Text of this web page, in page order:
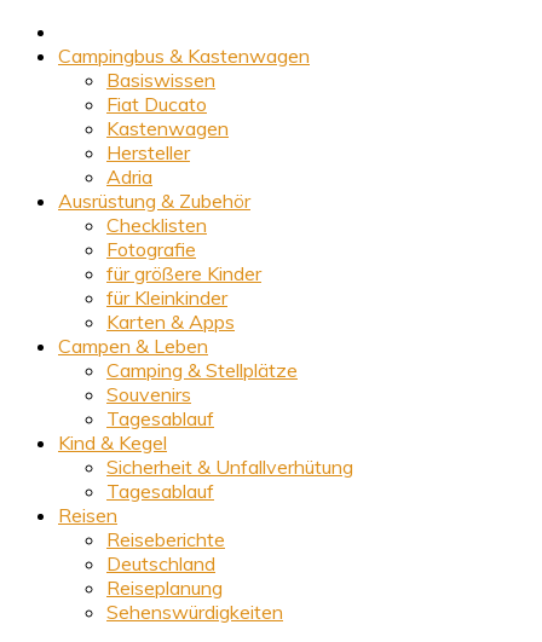
Campingbus & Kastenwagen
Basiswissen
Fiat Ducato
Kastenwagen
Hersteller
Adria
Ausrüstung & Zubehör
Checklisten
Fotografie
für größere Kinder
für Kleinkinder
Karten & Apps
Campen & Leben
Camping & Stellplätze
Souvenirs
Tagesablauf
Kind & Kegel
Sicherheit & Unfallverhütung
Tagesablauf
Reisen
Reiseberichte
Deutschland
Reiseplanung
Sehenswürdigkeiten